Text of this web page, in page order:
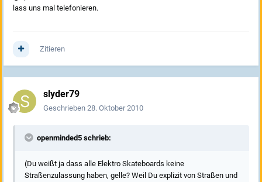
lass uns mal telefonieren.
Zitieren
slyder79
Geschrieben 28. Oktober 2010
openminded5 schrieb:
(Du weißt ja dass alle Elektro Skateboards keine
Straßenzulassung haben, gelle? Weil Du explizit von Straßen und